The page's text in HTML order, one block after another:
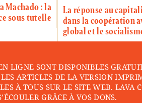
Machado : la
sous tutelle
La réponse au
dans la coopération
global et le
LIGNE SONT DISPONIBLES
ARTICLES DE LA VERSION
À TOUS SUR LE SITE WEB. LAVA
GRÂCE À VOS DONS.